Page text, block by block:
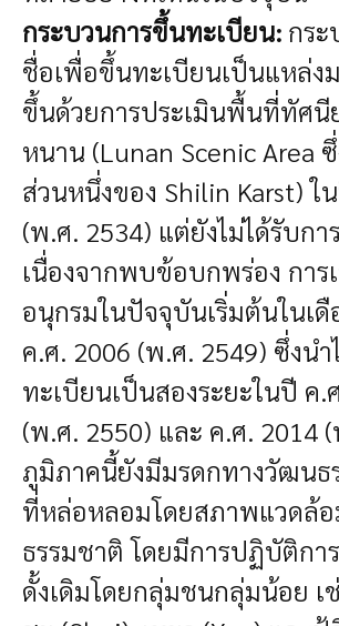
กระบวนการขึ้นทะเบียน: กระ
ชื่อเพื่อขึ้นทะเบียนเป็นแหล่ง
ขึ้นด้วยการประเมินพื้นที่ทัศ
หนาน (Lunan Scenic Area
ส่วนหนึ่งของ Shilin Karst) ใ
(พ.ศ. 2534) แต่ยังไม่ได้รับก
เนื่องจากพบข้อบกพร่อง กา
อนุกรมในปัจจุบันเริ่มต้นในเ
ค.ศ. 2006 (พ.ศ. 2549) ซึ่งน
ทะเบียนเป็นสองระยะในปี ค.
(พ.ศ. 2550) และ ค.ศ. 2014
ภูมิภาคนี้ยังมีมรดกทางวัฒนธ
ที่หล่อหลอมโดยสภาพแวดล้อ
ธรรมชาติ โดยมีการปฏิบัติกา
ดั้งเดิมโดยกลุ่มชนกลุ่มน้อย เ